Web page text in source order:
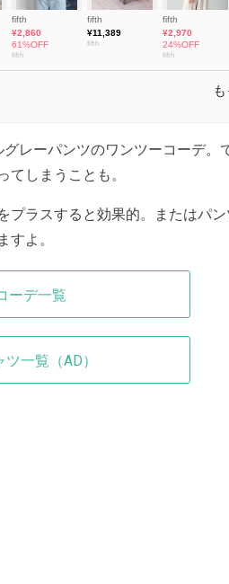
レーパンツのワンツーコーデ。
しまうことも。
ラスすると効果的。またはパン
よ。
ーデ一覧
一覧（AD）